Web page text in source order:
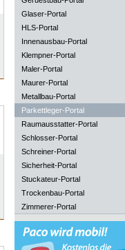
Glaser-Portal
HLS-Portal
Innenausbau-Portal
Klempner-Portal
Maler-Portal
Maurer-Portal
Metallbau-Portal
Parkettleger-Portal
Raumausstatter-Portal
Schlosser-Portal
Schreiner-Portal
Sicherheit-Portal
Stuckateur-Portal
Trockenbau-Portal
Zimmerer-Portal